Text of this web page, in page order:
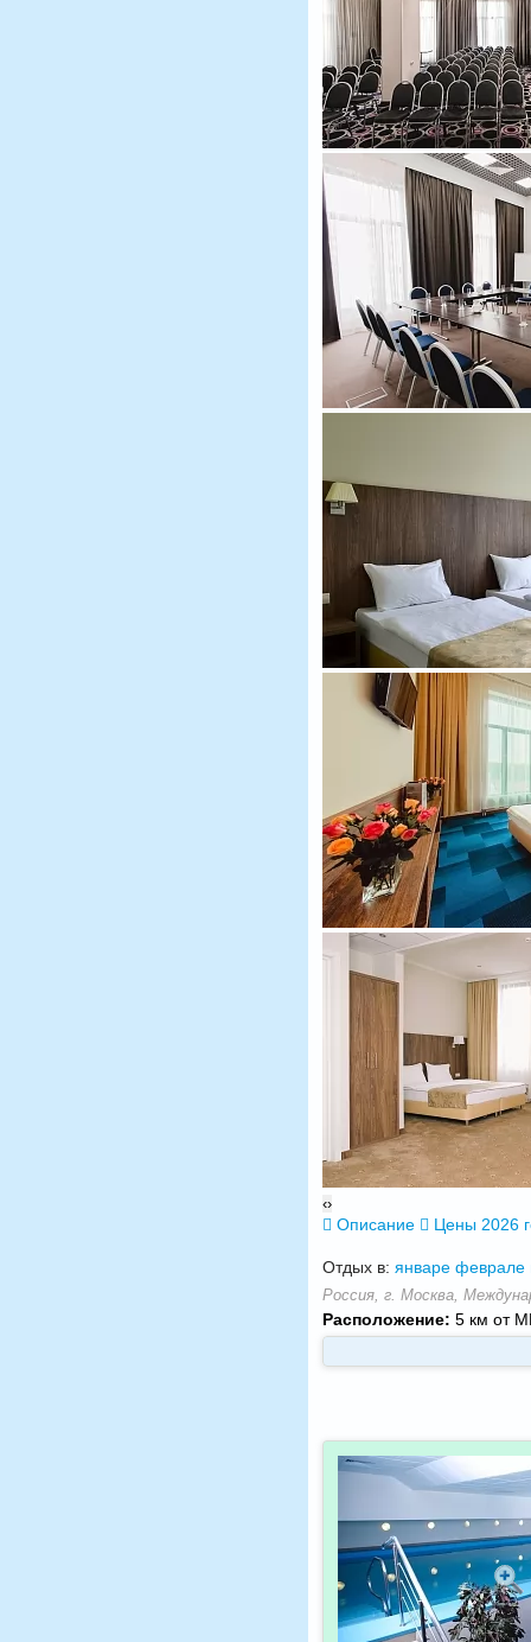
‹›
Описание Цены 2026
Отдых в: январе феврале
Россия, г. Москва,
Расположение: 5 км от